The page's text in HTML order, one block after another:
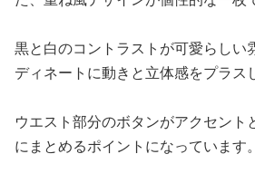
黒と白のコントラストが可愛らしい
ディネートに動きと立体感をプラス
ウエスト部分のボタンがアクセント
にまとめるポイントになっています。